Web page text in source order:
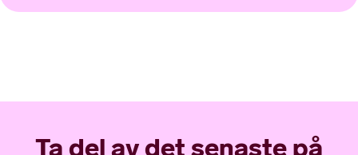
Ta del av det senaste på